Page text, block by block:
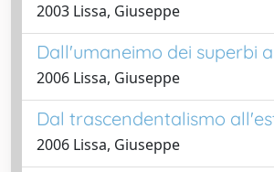
2003 Lissa, Giuseppe
Dall'umaneimo dei superbi
2006 Lissa, Giuseppe
Dal trascendentalismo
2006 Lissa, Giuseppe